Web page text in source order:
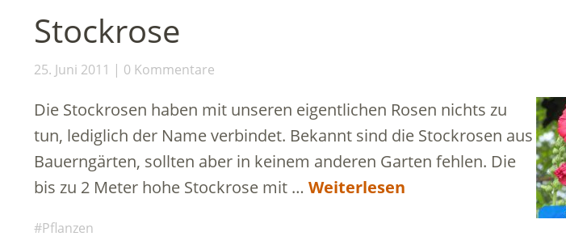
Stockrose
25. Juni 2011 0 Kommentare
Die Stockrosen haben mit unseren eigentlichen Rosen nichts zu
tun, lediglich der Name verbindet. Bekannt sind die Stockrosen aus
Bauerngärten, sollten aber in keinem anderen Garten fehlen. Die
bis zu 2 Meter hohe Stockrose mit … Weiterlesen
Pflanzen